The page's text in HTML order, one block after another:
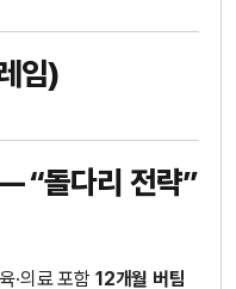
임)
“돌다리 전략”
·의료 포함 12개월 버팀